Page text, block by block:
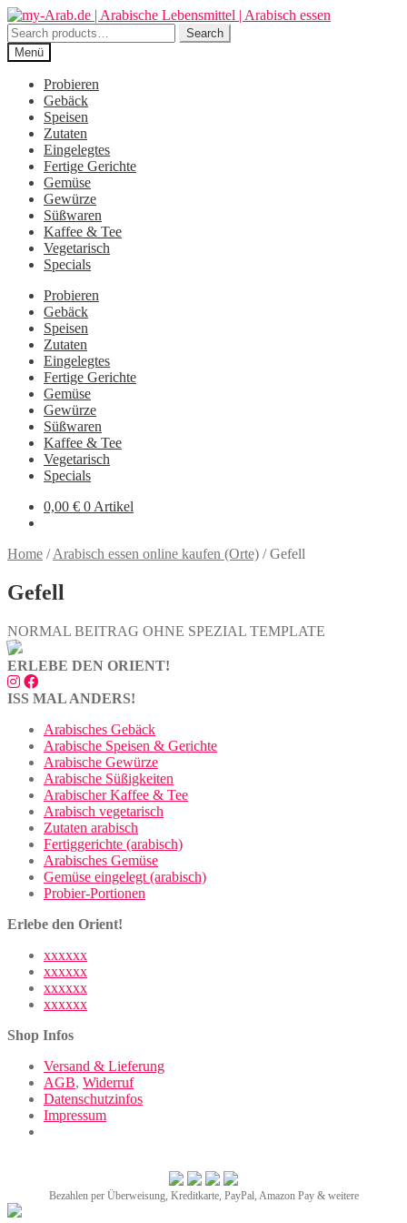
Zur
Navigation
springen
Zum
Inhalt
springen
Search
for:
Search
Menü
Probieren
Gebäck
Speisen
Zutaten
Eingelegtes
Fertige Gerichte
Gemüse
Gewürze
Süßwaren
Kaffee & Tee
Vegetarisch
Specials
Probieren
Gebäck
Speisen
Zutaten
Eingelegtes
Fertige Gerichte
Gemüse
Gewürze
Süßwaren
Kaffee & Tee
Vegetarisch
Specials
0,00 € 0 Artikel
Home /Arabisch essen online kaufen (Orte) /Gefell
Gefell
NORMAL BEITRAG OHNE SPEZIAL TEMPLATE
ERLEBE DEN ORIENT!
ISS MAL ANDERS!
Arabisches Gebäck
Arabische Speisen & Gerichte
Arabische Gewürze
Arabische Süßigkeiten
Arabischer Kaffee & Tee
Arabisch vegetarisch
Zutaten arabisch
Fertiggerichte (arabisch)
Arabisches Gemüse
Gemüse eingelegt (arabisch)
Probier-Portionen
Erlebe den Orient!
xxxxxx
xxxxxx
xxxxxx
xxxxxx
Shop Infos
Versand & Lieferung
AGB, Widerruf
Datenschutzinfos
Impressum